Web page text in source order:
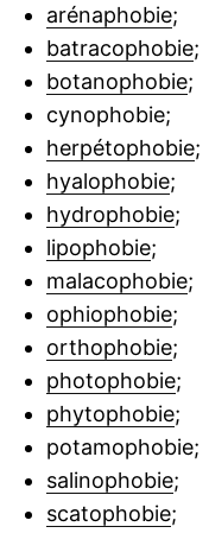
arénaphobie;
batracophobie;
botanophobie;
cynophobie;
herpétophobie;
hyalophobie;
hydrophobie;
lipophobie;
malacophobie;
ophiophobie;
orthophobie;
photophobie;
phytophobie;
potamophobie;
salinophobie;
scatophobie;